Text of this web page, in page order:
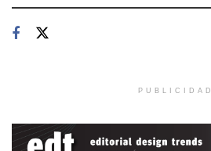
PUBLICIDAD